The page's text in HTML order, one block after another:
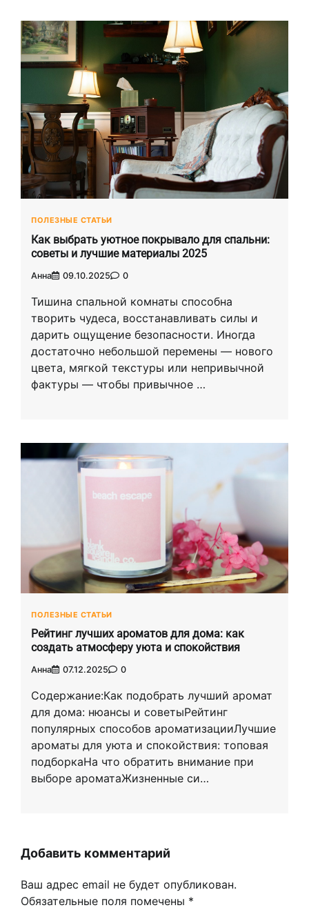
ПОЛЕЗНЫЕ СТАТЬИ
Как выбрать уютное покрывало для спальни:
советы и лучшие материалы 2025
Анна 09.10.2025 0
Тишина спальной комнаты способна
творить чудеса, восстанавливать силы и
дарить ощущение безопасности. Иногда
достаточно небольшой перемены — нового
цвета, мягкой текстуры или непривычной
фактуры — чтобы привычное …
ПОЛЕЗНЫЕ СТАТЬИ
Рейтинг лучших ароматов для дома: как
создать атмосферу уюта и спокойствия
Анна 07.12.2025 0
Содержание:Как подобрать лучший аромат
для дома: нюансы и советыРейтинг
популярных способов ароматизацииЛучшие
ароматы для уюта и спокойствия: топовая
подборкаНа что обратить внимание при
выборе ароматаЖизненные си…
Добавить комментарий
Ваш адрес email не будет опубликован.
Обязательные поля помечены *